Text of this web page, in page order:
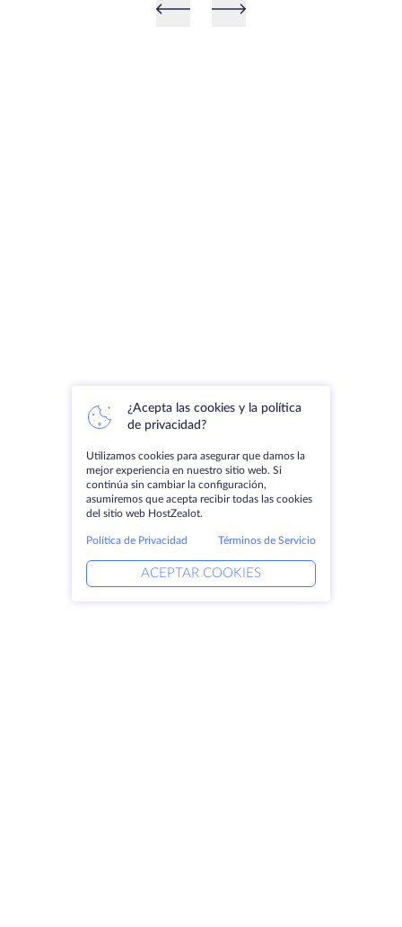
¿Acepta las cookies y la política
de privacidad?
Utilizamos cookies para asegurar que damos la
mejor experiencia en nuestro sitio web. Si
continúa sin cambiar la configuración,
asumiremos que acepta recibir todas las cookies
del sitio web HostZealot.
Política de Privacidad Términos de Servicio
ACEPTAR COOKIES